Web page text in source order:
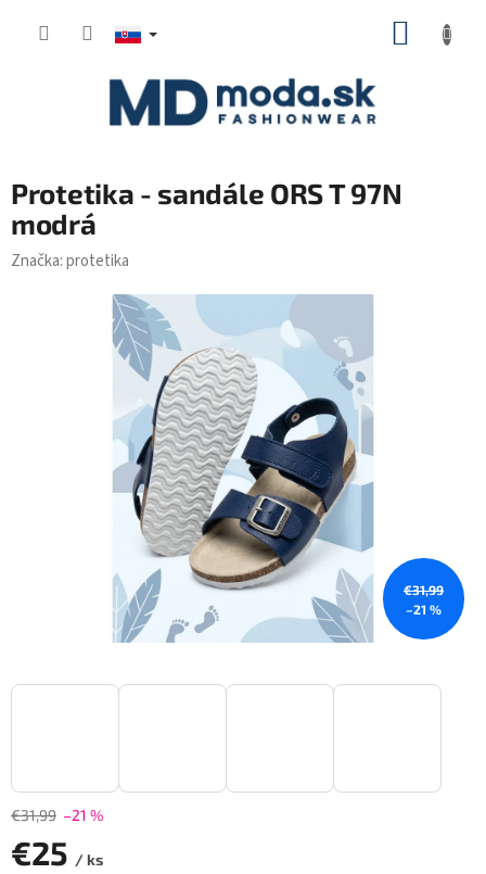
Protetika - sandále ORS T 97N
modrá
Značka:protetika
€31,99
–21 %
€31,99 –21 %
€25 / ks